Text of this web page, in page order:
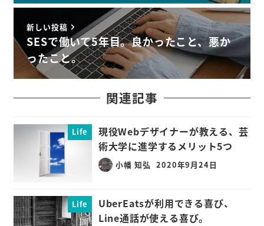
新しい投稿
SESで働いて5年目。良かったこと、悪か
ったこと。
関連記事
Life
現役Webデザイナーが教える、芸
術大学に進学するメリット5つ
小幡 知弘 2020年9月24日
Life
UberEatsが利用できる喜び、
Line通話が使える喜び。